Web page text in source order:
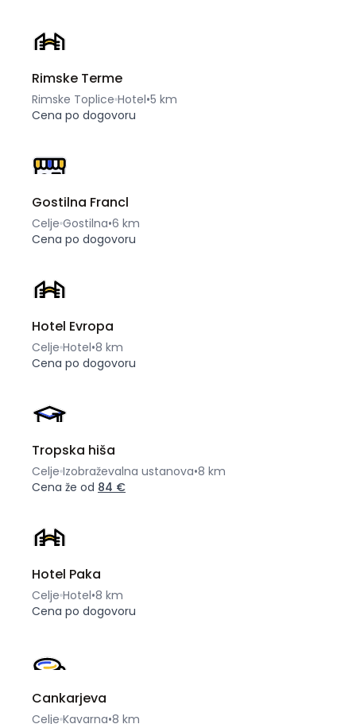
Rimske Terme
Rimske Toplice Hotel•5 km
Cena po dogovoru
Gostilna Francl
Celje Gostilna•6 km
Cena po dogovoru
Hotel Evropa
Celje Hotel•8 km
Cena po dogovoru
Tropska hiša
Celje Izobraževalna ustanova•8 km
Cena že od 84 €
Hotel Paka
Celje Hotel•8 km
Cena po dogovoru
Cankarjeva
Celje Kavarna•8 km